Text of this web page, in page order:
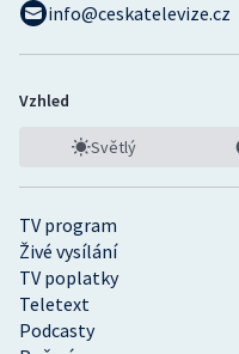
TV program
Živé vysílání
TV poplatky
Teletext
Podcasty
info@ceskatelevize.cz
Vzhled
Světlý